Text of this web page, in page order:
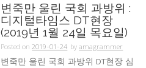
변죽만 울린 국회 과방위 :
디지털타임스 DT현장
(2019년 1월 24일 목요일)
Posted on2019-01-24 byamagrammer
변죽만 울린 국회 과방위 DT현장 심